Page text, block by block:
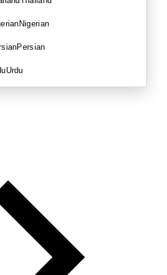
Nigerian
Persian
Urdu